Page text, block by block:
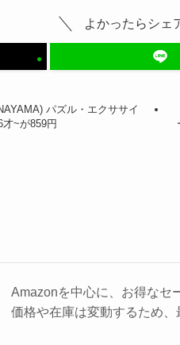
よかったらシェ
パズル・エクササイ
~が859円
Amazonを中心に、お得なセ
価格や在庫は変動するため、